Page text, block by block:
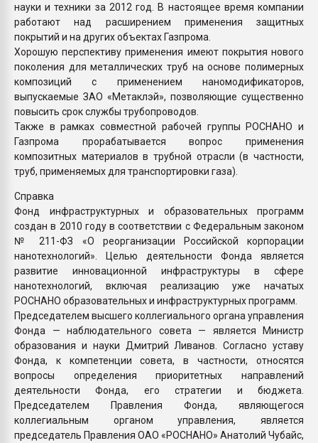
науки и техники за 2012 год. В настоящее время компании
работают над расширением применения защитных
покрытий и на других объектах Газпрома.
Хорошую перспективу применения имеют покрытия нового
поколения для металлических труб на основе полимерных
композиций с применением наномодификаторов,
выпускаемые ЗАО «Метаклэй», позволяющие существенно
повысить срок службы трубопроводов.
Также в рамках совместной рабочей группы РОСНАНО и
Газпрома прорабатывается вопрос применения
композитных материалов в трубной отрасли (в частности,
труб, применяемых для транспортировки газа).
Справка
Фонд инфраструктурных и образовательных программ
создан в 2010 году в соответствии с Федеральным законом
№ 211-ФЗ «О реорганизации Российской корпорации
нанотехнологий». Целью деятельности Фонда является
развитие инновационной инфраструктуры в сфере
нанотехнологий, включая реализацию уже начатых
РОСНАНО образовательных и инфраструктурных программ.
Председателем высшего коллегиального органа управления
Фонда — наблюдательного совета — является Министр
образования и науки Дмитрий Ливанов. Согласно уставу
Фонда, к компетенции совета, в частности, относятся
вопросы определения приоритетных направлений
деятельности Фонда, его стратегии и бюджета.
Председателем Правления Фонда, являющегося
коллегиальным органом управления, является
председатель Правления ОАО «РОСНАНО» Анатолий Чубайс,